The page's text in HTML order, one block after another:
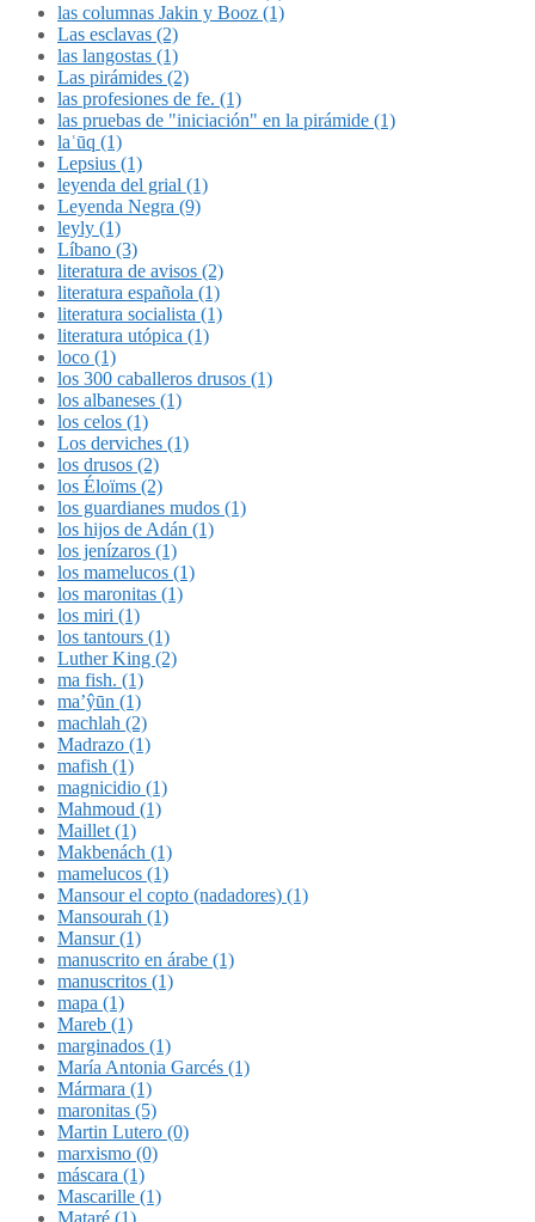
las columnas Jakin y Booz (1)
Las esclavas (2)
las langostas (1)
Las pirámides (2)
las profesiones de fe. (1)
las pruebas de "iniciación" en la pirámide (1)
laʿūq (1)
Lepsius (1)
leyenda del grial (1)
Leyenda Negra (9)
leyly (1)
Líbano (3)
literatura de avisos (2)
literatura española (1)
literatura socialista (1)
literatura utópica (1)
loco (1)
los 300 caballeros drusos (1)
los albaneses (1)
los celos (1)
Los derviches (1)
los drusos (2)
los Éloïms (2)
los guardianes mudos (1)
los hijos de Adán (1)
los jenízaros (1)
los mamelucos (1)
los maronitas (1)
los miri (1)
los tantours (1)
Luther King (2)
ma fish. (1)
ma’ŷūn (1)
machlah (2)
Madrazo (1)
mafish (1)
magnicidio (1)
Mahmoud (1)
Maillet (1)
Makbenách (1)
mamelucos (1)
Mansour el copto (nadadores) (1)
Mansourah (1)
Mansur (1)
manuscrito en árabe (1)
manuscritos (1)
mapa (1)
Mareb (1)
marginados (1)
María Antonia Garcés (1)
Mármara (1)
maronitas (5)
Martin Lutero (0)
marxismo (0)
máscara (1)
Mascarille (1)
Mataré (1)